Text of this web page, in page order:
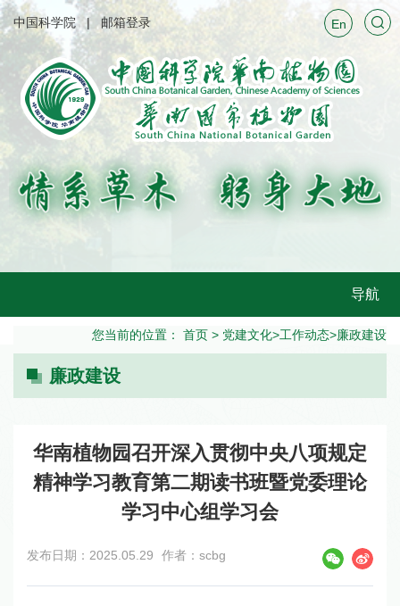
中国科学院 邮箱登录 En
导航
您当前的位置： 首页 > 党建文化>工作动态>廉政建设
廉政建设
华南植物园召开深入贯彻中央八项规定
精神学习教育第二期读书班暨党委理论
学习中心组学习会
发布日期：2025.05.29 作者：scbg